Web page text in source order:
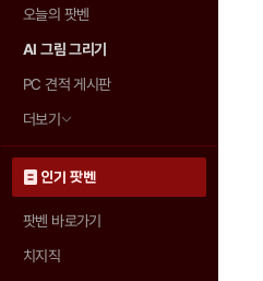
오늘의 팟벤
AI 그림 그리기
PC 견적 게시판
더보기
인기 팟벤
팟벤 바로가기
치지직